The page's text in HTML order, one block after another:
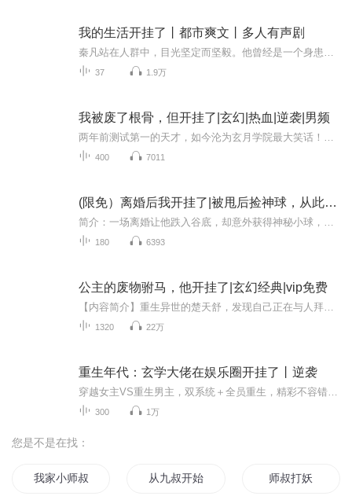
我的生活开挂了丨都市爽文丨多人有声剧
37 1.9万
我被废了根骨，但开挂了|玄幻|热血|逆袭|男频
400 7011
(限免）离婚后我开挂了|被甩后捡神球，从此人生开挂
180 6393
公主的废物驸马，他开挂了|玄幻经典|vip免费
1320 22万
重生年代：玄学大佬在娱乐圈开挂了丨逆袭
300 1万
您是不是在找：
我家小师叔是凡人 从九叔开始 师叔打妖